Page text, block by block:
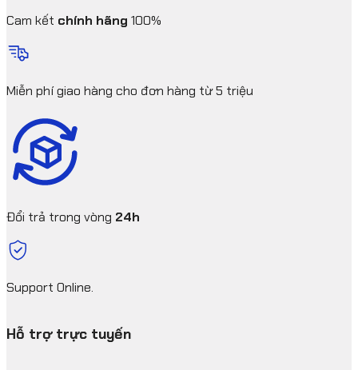
Cam kết chính hãng 100%
Miễn phí giao hàng cho đơn hàng từ 5 triệu
Đổi trả trong vòng 24h
Support Online.
Hỗ trợ trực tuyến